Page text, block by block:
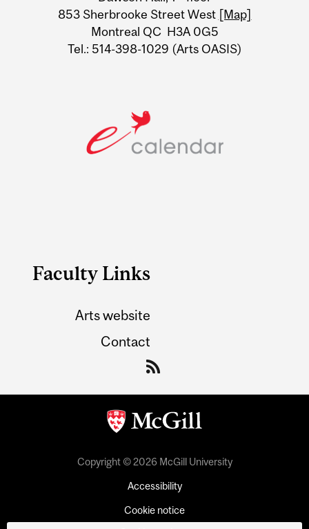
Information
853 Sherbrooke Street West [Map]
Montreal QC H3A 0G5
Tel.: 514-398-1029 (Arts OASIS)
Faculty Links
Arts website
Contact
Copyright © 2026 McGill University
Accessibility
Cookie notice